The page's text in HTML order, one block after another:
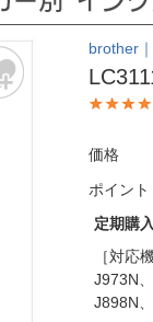
brother
価格
ポイント
定期購
［対応
J973N
J898N